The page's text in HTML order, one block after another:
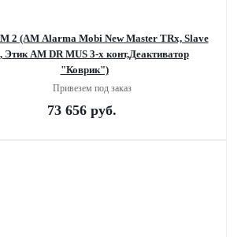
2 (АМ Alarma Mobi New Master TRx, Slave
Этик АМ DR MUS 3-х конт,Деактиватор
"Коврик")
Привезем под заказ
73 656руб.